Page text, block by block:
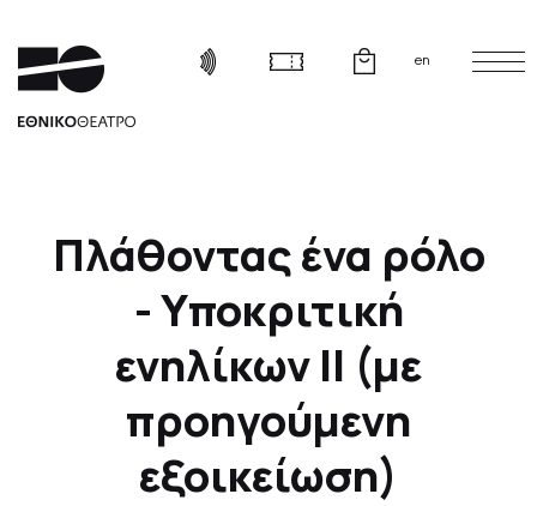
en
Πλάθοντας ένα ρόλο
- Υποκριτική
ενηλίκων ΙΙ (με
προηγούμενη
εξοικείωση)